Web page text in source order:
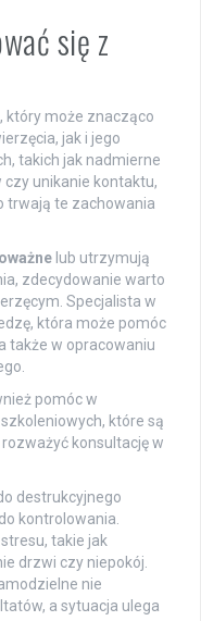
się z
który może znacząco
jak i jego
takich jak nadmierne
unikanie kontaktu,
trwają te zachowania
lub utrzymują
zdecydowanie warto
Specjalista w
która może pomóc
także w opracowaniu
pomóc w
które są
konsultację w
destrukcyjnego
kontrolowania.
takie jak
drzwi czy niepokój.
nie
a sytuacja ulega